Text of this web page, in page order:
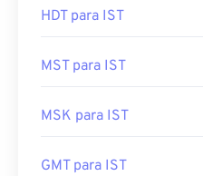
HDT para IST
MST para IST
MSK para IST
GMT para IST